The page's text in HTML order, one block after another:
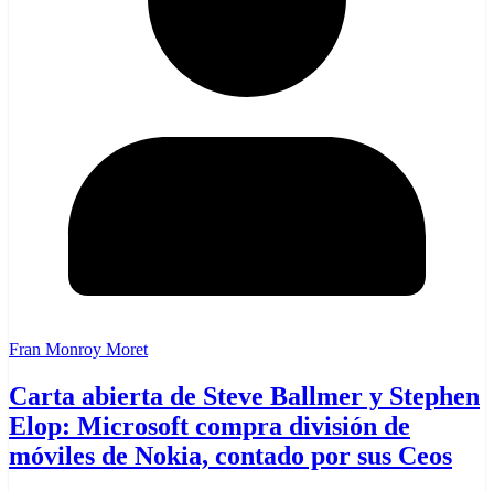
Fran Monroy Moret
Carta abierta de Steve Ballmer y Stephen
Elop: Microsoft compra división de
móviles de Nokia, contado por sus Ceos